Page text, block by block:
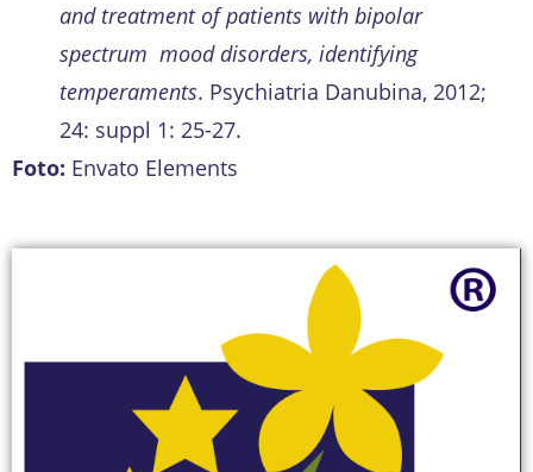
and treatment of patients with bipolar
spectrum mood disorders, identifying
temperaments. Psychiatria Danubina, 2012;
24: suppl 1: 25-27.
Foto: Envato Elements